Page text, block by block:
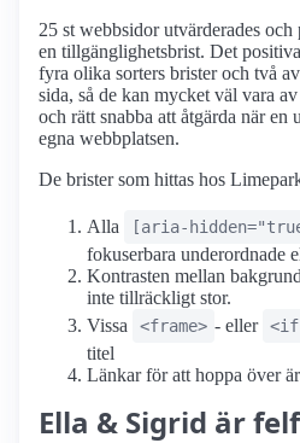
25 st webbsidor utvärderades
en tillgänglighetsbrist. Det
fyra olika sorters brister och två
sida, så de kan mycket väl vara
och rätt snabba att åtgärda när
egna webbplatsen.
De brister som hittas hos
Alla [aria-
fokuserbara underordnade
Kontrasten mellan
inte tillräckligt stor.
Vissa
<frame> - eller
titel
Länkar för att hoppa över
Ella & Sigrid är